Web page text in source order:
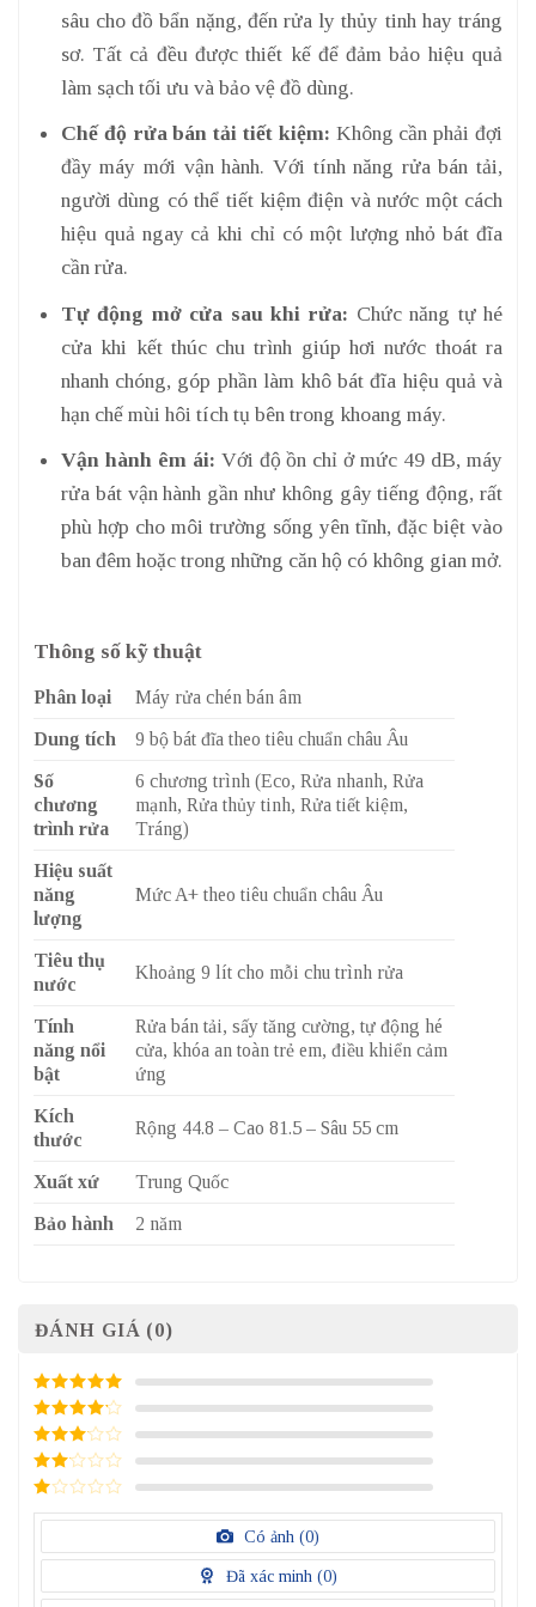
sâu cho đồ bẩn nặng, đến rửa ly thủy tinh hay tráng
sơ. Tất cả đều được thiết kế để đảm bảo hiệu quả
làm sạch tối ưu và bảo vệ đồ dùng.
Chế độ rửa bán tải tiết kiệm: Không cần phải đợi
đầy máy mới vận hành. Với tính năng rửa bán tải,
người dùng có thể tiết kiệm điện và nước một cách
hiệu quả ngay cả khi chỉ có một lượng nhỏ bát đĩa
cần rửa.
Tự động mở cửa sau khi rửa: Chức năng tự hé
cửa khi kết thúc chu trình giúp hơi nước thoát ra
nhanh chóng, góp phần làm khô bát đĩa hiệu quả và
hạn chế mùi hôi tích tụ bên trong khoang máy.
Vận hành êm ái: Với độ ồn chỉ ở mức 49 dB, máy
rửa bát vận hành gần như không gây tiếng động, rất
phù hợp cho môi trường sống yên tĩnh, đặc biệt vào
ban đêm hoặc trong những căn hộ có không gian mở.
Thông số kỹ thuật
Phân loại Máy rửa chén bán âm
Dung tích 9 bộ bát đĩa theo tiêu chuẩn châu Âu
Số
chương
trình rửa
6 chương trình (Eco, Rửa nhanh, Rửa
mạnh, Rửa thủy tinh, Rửa tiết kiệm,
Tráng)
Hiệu suất
năng
lượng
Mức A+ theo tiêu chuẩn châu Âu
Tiêu thụ
nước
Khoảng 9 lít cho mỗi chu trình rửa
Tính
năng nổi
bật
Rửa bán tải, sấy tăng cường, tự động hé
cửa, khóa an toàn trẻ em, điều khiển cảm
ứng
Kích
thước
Rộng 44.8 – Cao 81.5 – Sâu 55 cm
Xuất xứ Trung Quốc
Bảo hành 2 năm
ĐÁNH GIÁ (0)
5/ 5 điểm
4/ 5
điểm
3/ 5
điểm
2/
điểm
1
điểm
Có ảnh (0)
Đã xác minh (0)